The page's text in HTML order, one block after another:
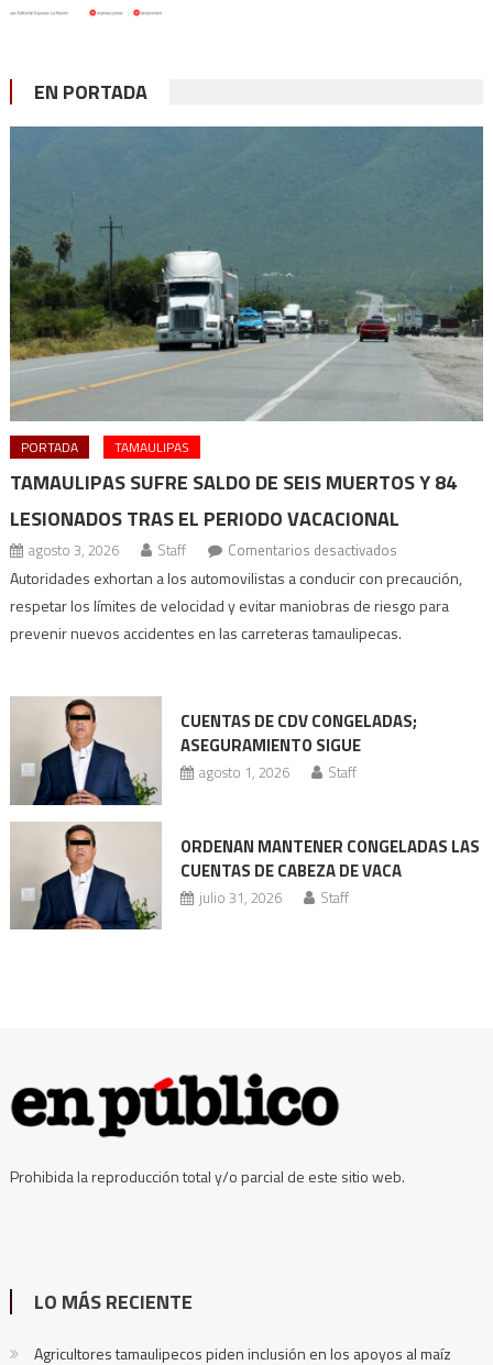
EN PORTADA
PORTADA TAMAULIPAS
TAMAULIPAS SUFRE SALDO DE SEIS MUERTOS Y 84
LESIONADOS TRAS EL PERIODO VACACIONAL
agosto 3, 2026 Staff Comentarios desactivadosen
Tamaulipas
sufre
y
periodo
vacacional
Autoridades exhortan a los automovilistas a conducir con precaución,
respetar los límites de velocidad y evitar maniobras de riesgo para
prevenir nuevos accidentes en las carreteras tamaulipecas.
CUENTAS DE CDV CONGELADAS;
ASEGURAMIENTO SIGUE
agosto 1, 2026 Staff
ORDENAN MANTENER CONGELADAS LAS
CUENTAS DE CABEZA DE VACA
julio 31, 2026 Staff
Prohibida la reproducción total y/o parcial de este sitio web.
LO MÁS RECIENTE
Agricultores tamaulipecos piden inclusión en los apoyos al maíz